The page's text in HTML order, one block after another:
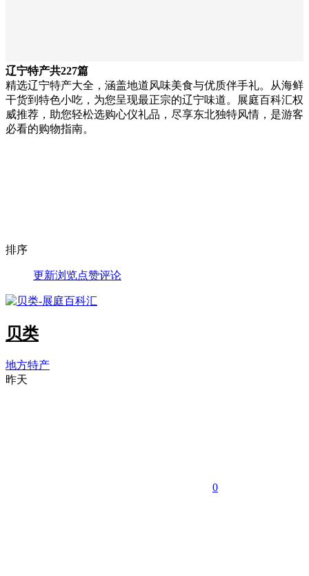
辽宁特产共227篇
精选辽宁特产大全，涵盖地道风味美食与优质伴手礼。从海鲜
干货到特色小吃，为您呈现最正宗的辽宁味道。展庭百科汇权
威推荐，助您轻松选购心仪礼品，尽享东北独特风情，是游客
必看的购物指南。
排序
更新浏览点赞评论
贝类
地方特产
昨天
0